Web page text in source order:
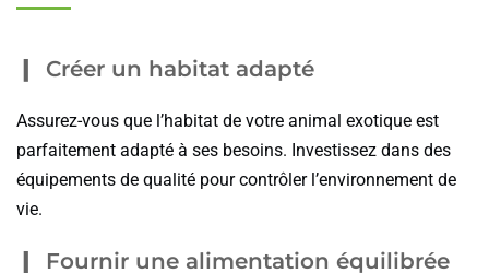
Créer un habitat adapté
Assurez-vous que l’habitat de votre animal exotique est
parfaitement adapté à ses besoins. Investissez dans des
équipements de qualité pour contrôler l’environnement de
vie.
Fournir une alimentation équilibrée